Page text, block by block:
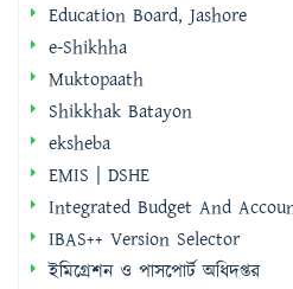
Education Board, Jashore
e-Shikhha
Muktopaath
Shikkhak Batayon
eksheba
EMIS | DSHE
Integrated Budget And
IBAS++ Version Selector
ইমিগ্রেশন ও পাসপোর্ট অধিদপ্তর